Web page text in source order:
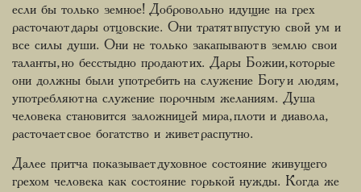
если бы только земное! Добровольно идущие на грех
расточают дары отцовские. Они тратят впустую свой ум и
все силы души. Они не только закапывают в землю свои
таланты, но бесстыдно продают их. Дары Божии, которые
они должны были употребить на служение Богу и людям,
употребляют на служение порочным желаниям. Душа
человека становится заложницей мира, плоти и диавола,
расточает свое богатство и живет распутно.
Далее притча показывает духовное состояние живущего
грехом человека как состояние горькой нужды. Когда же